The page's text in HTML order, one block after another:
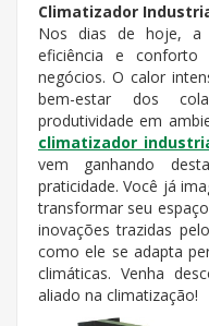
Climatizador
Nos dias de hoje, a
eficiência e
negócios. O calor
bem-estar dos
produtividade em
climatizador
vem ganhando
praticidade. Você já
transformar seu
inovações trazidas
como ele se adapta
climáticas. Venha
aliado na climatização!